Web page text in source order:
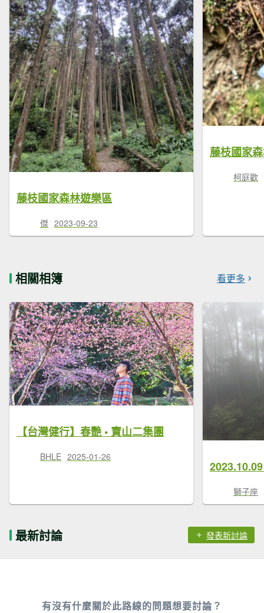
藤枝國家森林遊樂區
傑 2023-09-23
藤枝國家
柯庭歡
相關相簿 看更多
【台灣健行】春艷 • 寶山二集團
BHLE 2025-01-26
獅子座
最新討論 發表新討論
有沒有什麼關於此路線的問題想要討論？